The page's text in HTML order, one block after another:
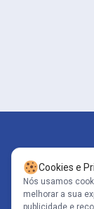
Cookies e
Nós usamos
melhorar a sua
publicidade e